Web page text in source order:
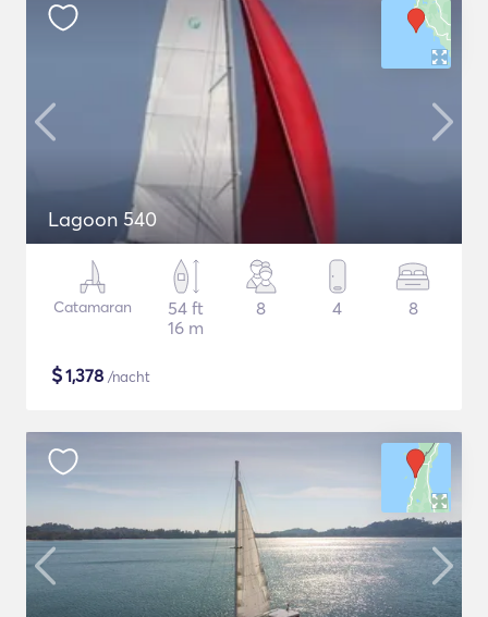
Lagoon 540
Catamaran
54 ft
16 m
8 4 8
$1,378 /nacht